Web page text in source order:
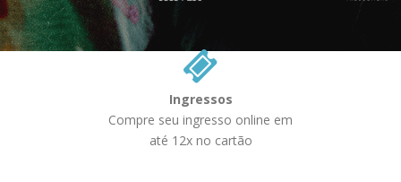
Ingressos
Compre seu ingresso online em
até 12x no cartão